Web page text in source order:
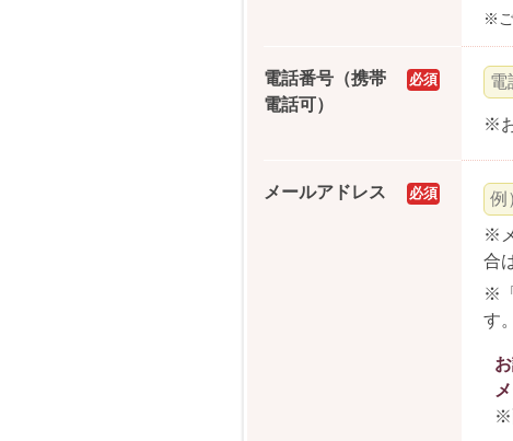
※ご
必須
電話番号（携帯
電話可）
※
必須
メールアドレス
※
合
※
す。
※